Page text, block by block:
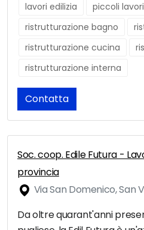
lavori edilizia piccoli lavori
ristrutturazione bagno
ristrutturazione cucina
ristrutturazione interna
Contatta
Soc. coop. Edile Futura -
provincia
Via San Domenico, San
Da oltre quarant'anni